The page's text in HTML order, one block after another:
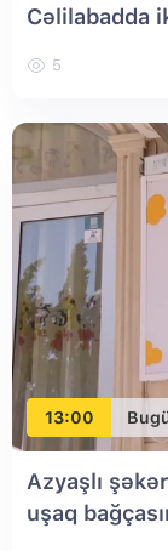
Cəlilabadda
5
13:00
Azyaşlı
uşaq